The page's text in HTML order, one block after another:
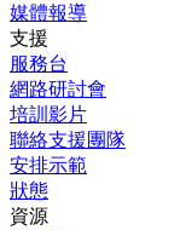
媒體報導
支援
服務台
網路研討會
培訓影片
聯絡支援團隊
安排示範
狀態
資源